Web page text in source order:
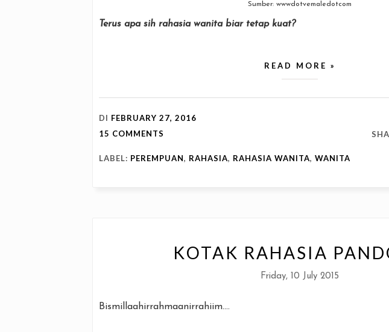
Sumber: wwwdotvemaledotcom
Terus apa sih rahasia wanita biar tetap kuat?
READ MORE »
DI FEBRUARY 27, 2016
15 COMMENTS
LABEL: PEREMPUAN, RAHASIA, RAHASIA WANITA, WANITA
KOTAK RAHASIA
Friday, 10 July 2015
Bismillaahirrahmaanirrahiim....